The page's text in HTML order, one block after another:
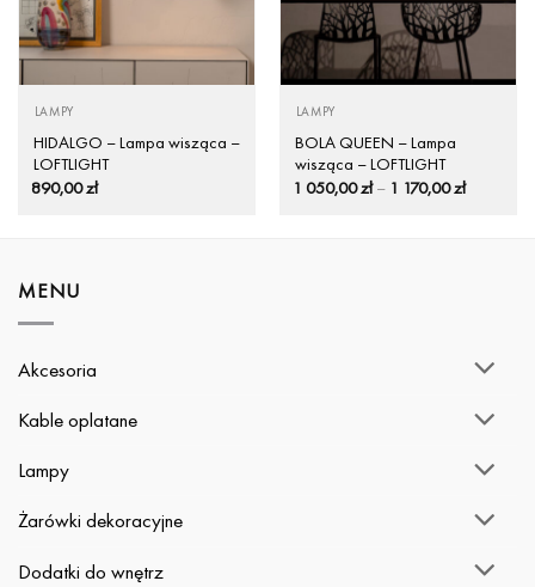
LAMPY
HIDALGO – Lampa wisząca –
LOFTLIGHT
890,00zł
LAMPY
BOLA QUEEN – Lampa
wisząca – LOFTLIGHT
1 050,00zł – 1 170,00złZakres
MENU
Akcesoria
Kable oplatane
Lampy
Żarówki dekoracyjne
Dodatki do wnętrz